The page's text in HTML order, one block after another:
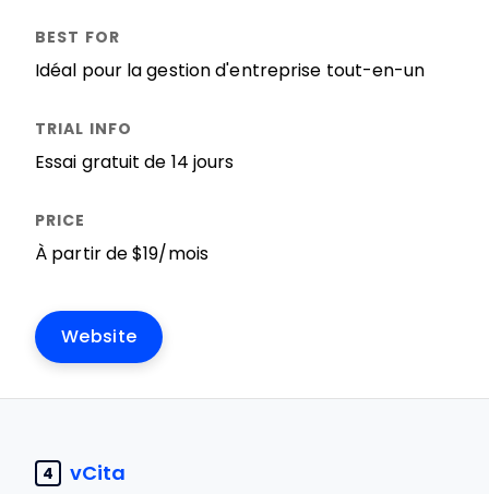
Idéal pour la gestion d'entreprise tout-en-un
Essai gratuit de 14 jours
À partir de $19/mois
Website
4 vCita